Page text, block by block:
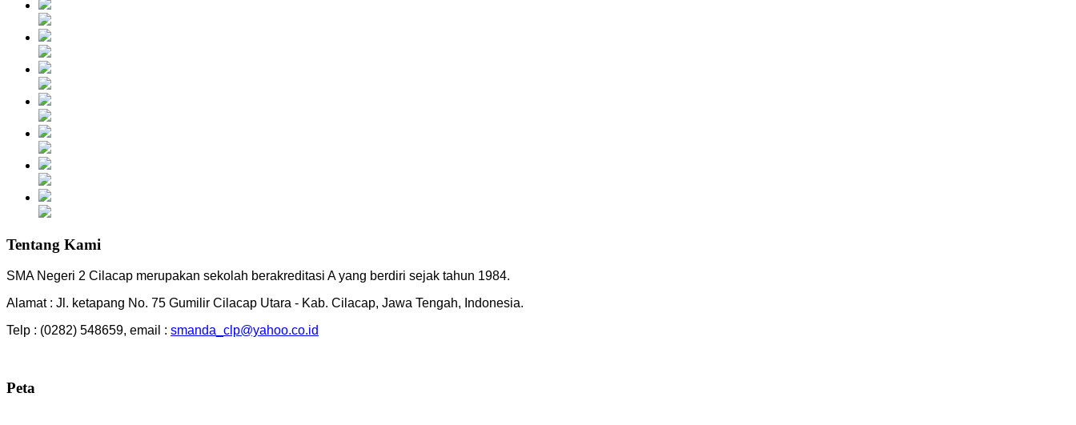
Tentang Kami
SMA Negeri 2 Cilacap merupakan sekolah berakreditasi A yang berdiri sejak tahun 1984.
Alamat : Jl. ketapang No. 75 Gumilir Cilacap Utara - Kab. Cilacap, Jawa Tengah, Indonesia.
Telp : (0282) 548659, email : smanda_clp@yahoo.co.id
Peta